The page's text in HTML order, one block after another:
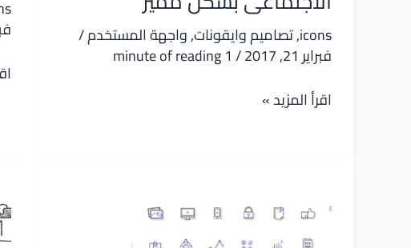
icons
,تصاميم وايقونات,واجهة المستخدم/
فبراير 21, 2017 /
1 minute of reading
أيقونات
مميز
اقرأ المزيد »